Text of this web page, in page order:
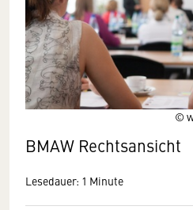
©
BMAW Rechtsansicht
Lesedauer: 1 Minute